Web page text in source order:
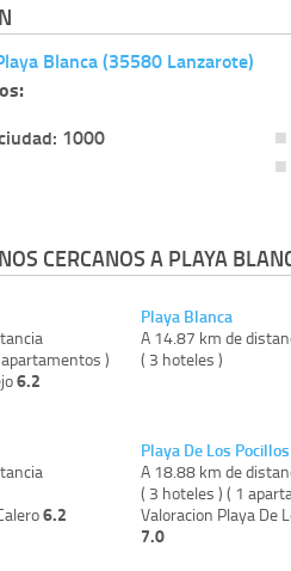
Blanca (35580 Lanzarote)
1000
CERCANOS A PLAYA
)
6.2
6.2
Playa Blanca
A 14.87 km de
( 3 hoteles )
Playa De Los Pocillos
A 18.88 km de
( 3 hoteles ) ( 1
Valoracion Playa De
7.0